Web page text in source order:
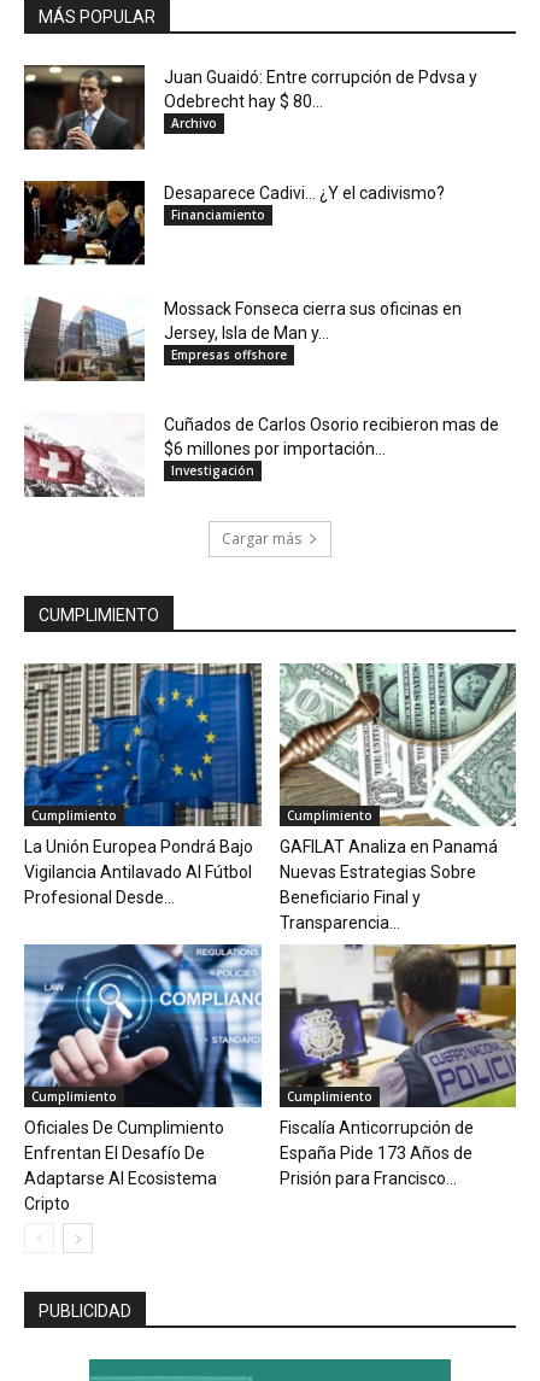
MÁS POPULAR
Juan Guaidó: Entre corrupción de Pdvsa y
Odebrecht hay $ 80...
Archivo
Desaparece Cadivi… ¿Y el cadivismo?
Financiamiento
Mossack Fonseca cierra sus oficinas en
Jersey, Isla de Man y...
Empresas offshore
Cuñados de Carlos Osorio recibieron mas de
$6 millones por importación...
Investigación
Cargar más
CUMPLIMIENTO
Cumplimiento
La Unión Europea Pondrá Bajo
Vigilancia Antilavado Al Fútbol
Profesional Desde...
Cumplimiento
GAFILAT Analiza en Panamá
Nuevas Estrategias Sobre
Beneficiario Final y
Transparencia...
Cumplimiento
Oficiales De Cumplimiento
Enfrentan El Desafío De
Adaptarse Al Ecosistema
Cripto
Cumplimiento
Fiscalía Anticorrupción de
España Pide 173 Años de
Prisión para Francisco...
PUBLICIDAD